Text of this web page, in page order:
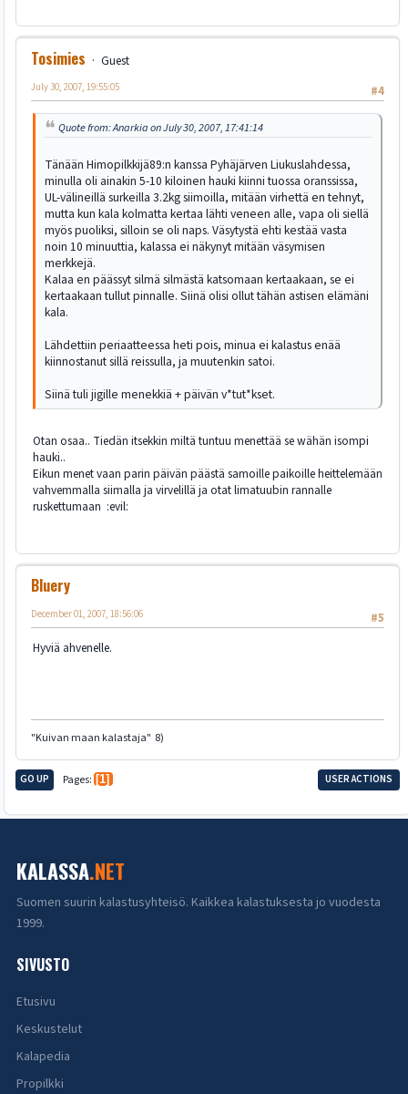
Tosimies
Guest
#4
July 30, 2007, 19:55:05
Quote from: Anarkia on July 30, 2007, 17:41:14
Tänään Himopilkkijä89:n kanssa Pyhäjärven Liukuslahdessa,
minulla oli ainakin 5-10 kiloinen hauki kiinni tuossa oranssissa,
UL-välineillä surkeilla 3.2kg siimoilla, mitään virhettä en tehnyt,
mutta kun kala kolmatta kertaa lähti veneen alle, vapa oli siellä
myös puoliksi, silloin se oli naps. Väsytystä ehti kestää vasta
noin 10 minuuttia, kalassa ei näkynyt mitään väsymisen
merkkejä.
Kalaa en päässyt silmä silmästä katsomaan kertaakaan, se ei
kertaakaan tullut pinnalle. Siinä olisi ollut tähän astisen elämäni
kala.
Lähdettiin periaatteessa heti pois, minua ei kalastus enää
kiinnostanut sillä reissulla, ja muutenkin satoi.
Siinä tuli jigille menekkiä + päivän v*tut*kset.
Otan osaa.. Tiedän itsekkin miltä tuntuu menettää se wähän isompi
hauki..
Eikun menet vaan parin päivän päästä samoille paikoille heittelemään
vahvemmalla siimalla ja virvelillä ja otat limatuubin rannalle
ruskettumaan :evil:
Bluery
#5
December 01, 2007, 18:56:06
Hyviä ahvenelle.
"Kuivan maan kalastaja" 8)
GO UP Pages 1 USER ACTIONS
KALASSA.NET
Suomen suurin kalastusyhteisö. Kaikkea kalastuksesta jo vuodesta
1999.
SIVUSTO
Etusivu
Keskustelut
Kalapedia
Propilkki